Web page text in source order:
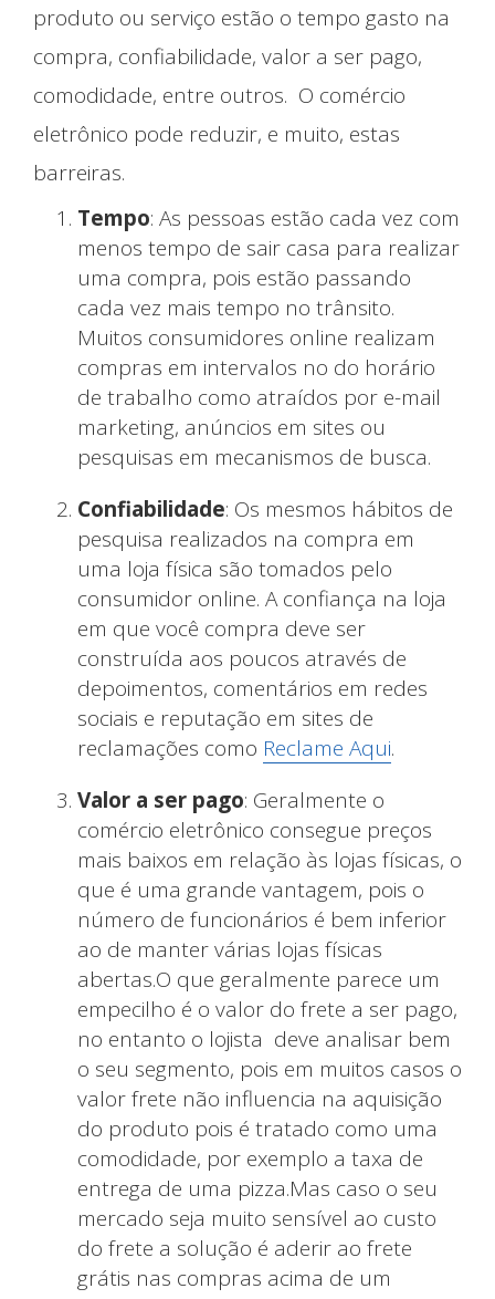
Quem somos
produto ou serviço estão o tempo gasto na
compra, confiabilidade, valor a ser pago,
comodidade, entre outros. O comércio
eletrônico pode reduzir, e muito, estas
barreiras.
Tempo: As pessoas estão cada vez com
menos tempo de sair casa para realizar
uma compra, pois estão passando
cada vez mais tempo no trânsito.
Muitos consumidores online realizam
compras em intervalos no do horário
de trabalho como atraídos por e-mail
marketing, anúncios em sites ou
pesquisas em mecanismos de busca.
Confiabilidade: Os mesmos hábitos de
pesquisa realizados na compra em
uma loja física são tomados pelo
consumidor online. A confiança na loja
em que você compra deve ser
construída aos poucos através de
depoimentos, comentários em redes
sociais e reputação em sites de
reclamações como Reclame Aqui.
Valor a ser pago: Geralmente o
comércio eletrônico consegue preços
mais baixos em relação às lojas físicas, o
que é uma grande vantagem, pois o
número de funcionários é bem inferior
ao de manter várias lojas físicas
abertas.O que geralmente parece um
empecilho é o valor do frete a ser pago,
no entanto o lojista deve analisar bem
o seu segmento, pois em muitos casos o
valor frete não influencia na aquisição
do produto pois é tratado como uma
comodidade, por exemplo a taxa de
entrega de uma pizza.Mas caso o seu
mercado seja muito sensível ao custo
do frete a solução é aderir ao frete
grátis nas compras acima de um